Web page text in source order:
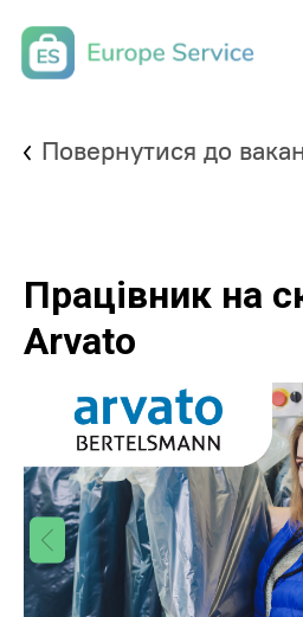
Повернутися до
Працівник на
Arvato